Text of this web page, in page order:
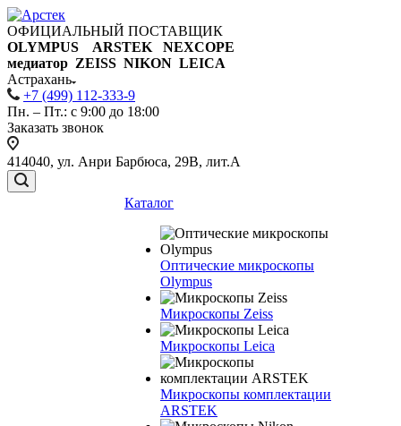
ОФИЦИАЛЬНЫЙ ПОСТАВЩИК
OLYMPUS ARSTEK NEXCOPE
медиатор ZEISS NIKON LEICA
Астрахань
+7 (499) 112-333-9
Пн. – Пт.: с 9:00 до 18:00
Заказать звонок
414040, ул. Анри Барбюса, 29В, лит.А
Каталог
Оптические микроскопы
Olympus
Микроскопы Zeiss
Микроскопы Leica
Микроскопы комплектации
ARSTEK